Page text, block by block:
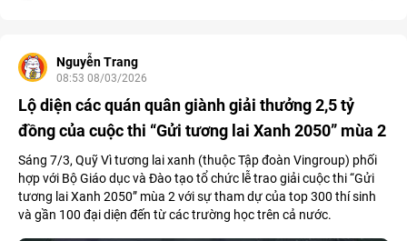
Nguyễn Trang
08:53 08/03/2026
Lộ diện các quán quân giành giải thưởng 2,5 tỷ
đồng của cuộc thi “Gửi tương lai Xanh 2050” mùa 2
Sáng 7/3, Quỹ Vì tương lai xanh (thuộc Tập đoàn Vingroup) phối
hợp với Bộ Giáo dục và Đào tạo tổ chức lễ trao giải cuộc thi “Gửi
tương lai Xanh 2050” mùa 2 với sự tham dự của top 300 thí sinh
và gần 100 đại diện đến từ các trường học trên cả nước.